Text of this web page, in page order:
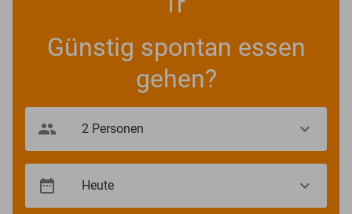
Günstig spontan essen
gehen?